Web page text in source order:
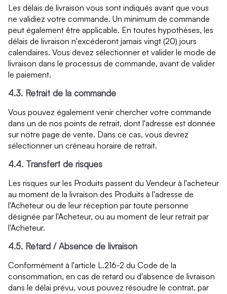
Les délais de livraison vous sont indiqués avant que vous
ne validiez votre commande. Un minimum de commande
peut également être applicable. En toutes hypothèses, les
délais de livraison n'excéderont jamais vingt (20) jours
calendaires. Vous devez sélectionner et valider le mode de
livraison dans le processus de commande, avant de valider
le paiement.
4.3. Retrait de la commande
Vous pouvez également venir chercher votre commande
dans un de nos points de retrait, dont l'adresse est donnée
sur notre page de vente. Dans ce cas, vous devrez
sélectionner un créneau horaire de retrait.
4.4. Transfert de risques
Les risques sur les Produits passent du Vendeur à l'acheteur
au moment de la livraison des Produits à l'adresse de
l'Acheteur ou de leur réception par toute personne
désignée par l'Acheteur, ou au moment de leur retrait par
l'Acheteur.
4.5. Retard / Absence de livraison
Conformément à l'article L.216-2 du Code de la
consommation, en cas de retard ou d'absence de livraison
dans le délai prévu, vous pouvez résoudre le contrat, par